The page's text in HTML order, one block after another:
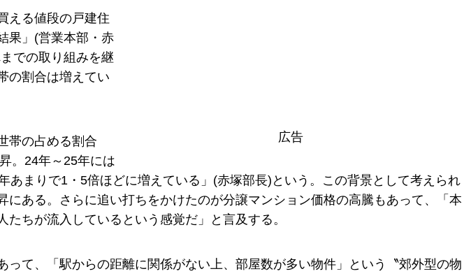
広告
える値段の戸建住
果」(営業本部・赤
での取り組みを継
の割合は増えてい
帯の占める割合
。24年～25年には
あまりで1・5倍ほどに増えている」(赤塚部長)という。この背景として考えられ
にある。さらに追い打ちをかけたのが分譲マンション価格の高騰もあって、「本
ちが流入しているという感覚だ」と言及する。
って、「駅からの距離に関係がない上、部屋数が多い物件」という〝郊外型の物